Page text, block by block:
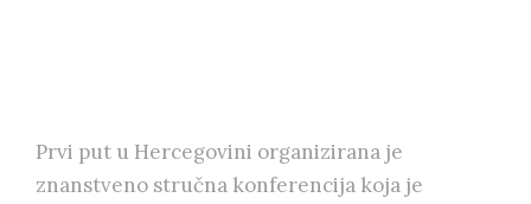
Prvi put u Hercegovini organizirana je
znanstveno stručna konferencija koja je